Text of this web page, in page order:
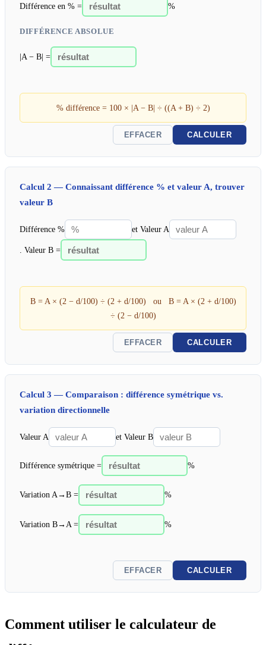
Différence en % = %
DIFFÉRENCE ABSOLUE
|A − B| =
% différence = 100 × |A − B| ÷ ((A + B) ÷ 2)
EFFACER CALCULER
Calcul 2 — Connaissant différence % et valeur A, trouver
valeur B
Différence % et Valeur A
. Valeur B =
B = A × (2 − d/100) ÷ (2 + d/100) ou B = A × (2 + d/100)
÷ (2 − d/100)
EFFACER CALCULER
Calcul 3 — Comparaison : différence symétrique vs.
variation directionnelle
Valeur A et Valeur B
Différence symétrique = %
Variation A→B = %
Variation B→A = %
EFFACER CALCULER
Comment utiliser le calculateur de